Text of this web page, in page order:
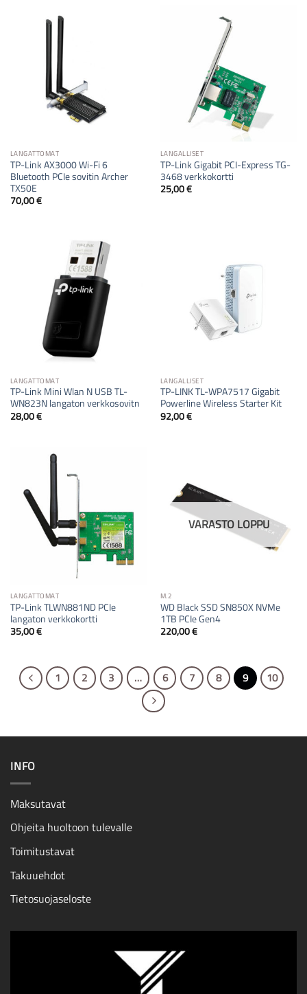
LANGATTOMAT
TP-Link AX3000 Wi-Fi 6
Bluetooth PCIe sovitin Archer
TX50E
70,00€
LANGALLISET
TP-Link Gigabit PCI-Express TG-
3468 verkkokortti
25,00€
LANGATTOMAT
TP-Link Mini Wlan N USB TL-
WN823N langaton verkkosovitn
28,00€
LANGALLISET
TP-LINK TL-WPA7517 Gigabit
Powerline Wireless Starter Kit
92,00€
LANGATTOMAT
TP-Link TLWN881ND PCIe
langaton verkkokortti
35,00€
VARASTO LOPPU
M.2
WD Black SSD SN850X NVMe
1TB PCIe Gen4
220,00€
1 2 3 … 6 7 8 9 10
INFO
Maksutavat
Ohjeita huoltoon tulevalle
Toimitustavat
Takuuehdot
Tietosuojaseloste